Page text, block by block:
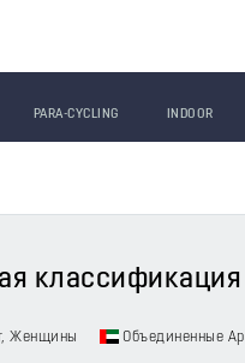
PARA-CYCLING INDOOR
классификация
, Женщины Объединенные